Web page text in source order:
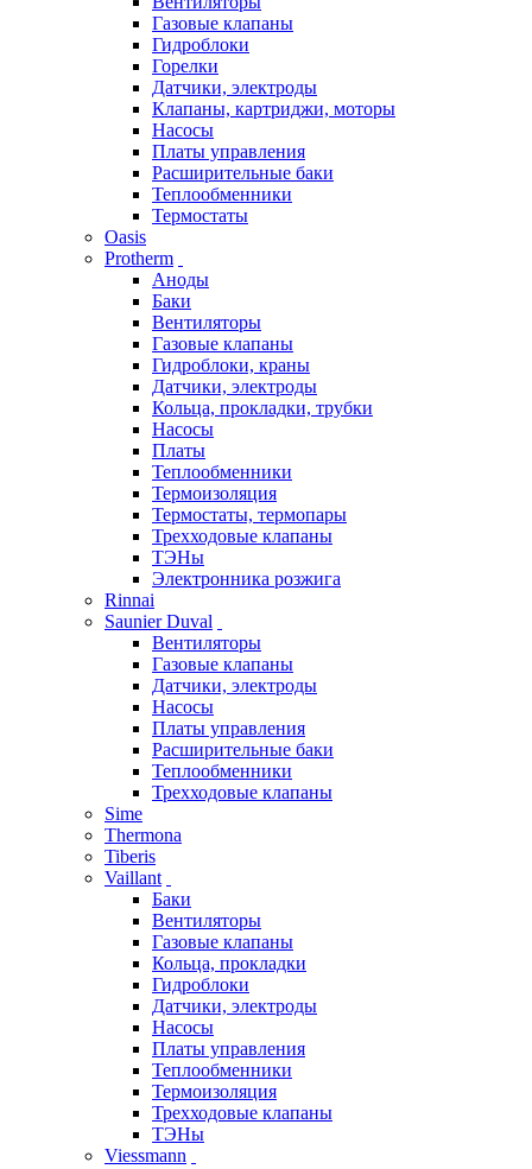
Газовые клапаны
Гидроблоки
Горелки
Датчики, электроды
Клапаны, картриджи, моторы
Насосы
Платы управления
Расширительные баки
Теплообменники
Термостаты
Oasis
Protherm
Аноды
Баки
Вентиляторы
Газовые клапаны
Гидроблоки, краны
Датчики, электроды
Кольца, прокладки, трубки
Насосы
Платы
Теплообменники
Термоизоляция
Термостаты, термопары
Трехходовые клапаны
ТЭНы
Электронника розжига
Rinnai
Saunier Duval
Вентиляторы
Газовые клапаны
Датчики, электроды
Насосы
Платы управления
Расширительные баки
Теплообменники
Трехходовые клапаны
Sime
Thermona
Tiberis
Vaillant
Баки
Вентиляторы
Газовые клапаны
Кольца, прокладки
Гидроблоки
Датчики, электроды
Насосы
Платы управления
Теплообменники
Термоизоляция
Трехходовые клапаны
ТЭНы
Viessmann